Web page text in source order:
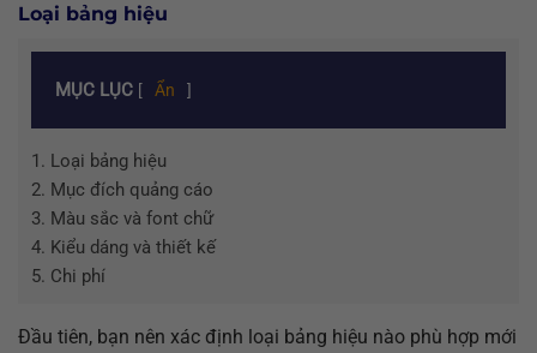
Loại bảng hiệu
MỤC LỤC [ Ẩn ]
1. Loại bảng hiệu
2. Mục đích quảng cáo
3. Màu sắc và font chữ
4. Kiểu dáng và thiết kế
5. Chi phí
Đầu tiên, bạn nên xác định loại bảng hiệu nào phù hợp mới